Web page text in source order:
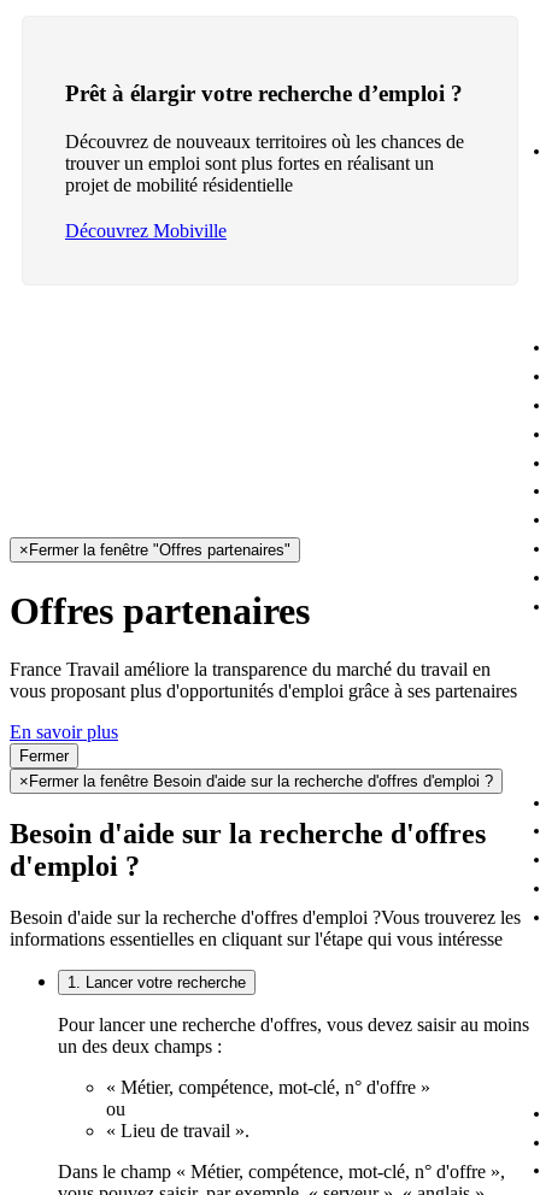
Prêt à élargir votre recherche d’emploi ?
Découvrez de nouveaux territoires où les chances de
trouver un emploi sont plus fortes en réalisant un
projet de mobilité résidentielle
Découvrez Mobiville
× Fermer la fenêtre "Offres partenaires"
Offres partenaires
France Travail améliore la transparence du marché du travail en
vous proposant plus d'opportunités d'emploi grâce à ses partenaires
En savoir plus
Fermer
× Fermer la fenêtre Besoin d'aide sur la recherche d'offres d'emploi ?
Besoin d'aide sur la recherche d'offres
d'emploi ?
Besoin d'aide sur la recherche d'offres d'emploi ?Vous trouverez les
informations essentielles en cliquant sur l'étape qui vous intéresse
1. Lancer votre recherche
Pour lancer une recherche d'offres, vous devez saisir au moins
un des deux champs :
« Métier, compétence, mot-clé, n° d'offre »
ou
« Lieu de travail ».
Dans le champ « Métier, compétence, mot-clé, n° d'offre »,